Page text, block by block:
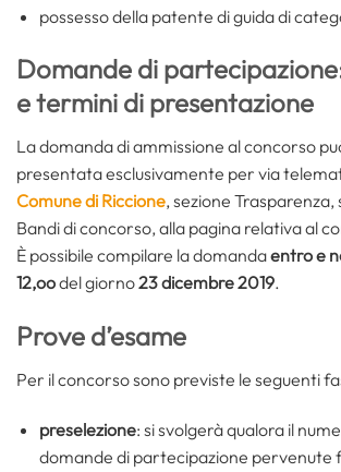
possesso della patente di guida di
Domande di
e termini di presentazione
La domanda di ammissione al concorso
presentata esclusivamente per via
Comune di Riccione, sezione Trasparenza,
Bandi di concorso, alla pagina relativa al
È possibile compilare la domandaentro e
12,oodel giorno23 dicembre 2019.
Prove d’esame
Per il concorso sono previste le seguenti
preselezione: si svolgerà qualora il
domande di partecipazione pervenute